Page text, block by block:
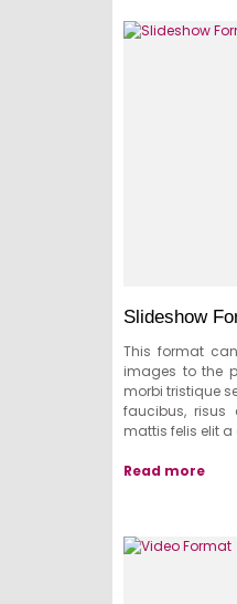
Slideshow
This format
images to the
morbi tristique
faucibus, risus
mattis felis elit a
Read more